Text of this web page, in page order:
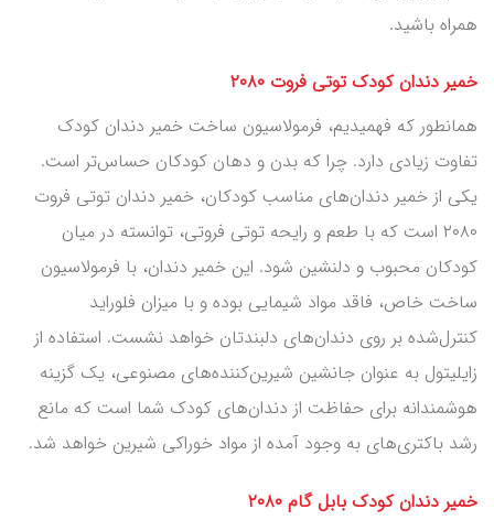
همراه باشید.
خمیر دندان کودک توتی فروت ۲۰۸۰
همانطور که فهمیدیم، فرمولاسیون ساخت خمیر دندان کودک
تفاوت زیادی دارد. چرا که بدن و دهان کودکان حساس‌تر است.
یکی از خمیر دندان‌های مناسب کودکان، خمیر دندان توتی فروت
۲۰۸۰ است که با طعم و رایحه توتی فروتی، توانسته در میان
کودکان محبوب و دلنشین شود. این خمیر دندان، با فرمولاسیون
ساخت خاص، فاقد مواد شیمایی بوده و با میزان فلوراید
کنترل‌شده بر روی دندان‌های دلبندتان خواهد نشست. استفاده از
زایلیتول به عنوان جانشین شیرین‌کننده‌های مصنوعی، یک گزینه
هوشمندانه برای حفاظت از دندان‌های کودک شما است که مانع
رشد باکتری‌های به وجود آمده از مواد خوراکی شیرین خواهد شد.
خمیر دندان کودک بابل گام ۲۰۸۰